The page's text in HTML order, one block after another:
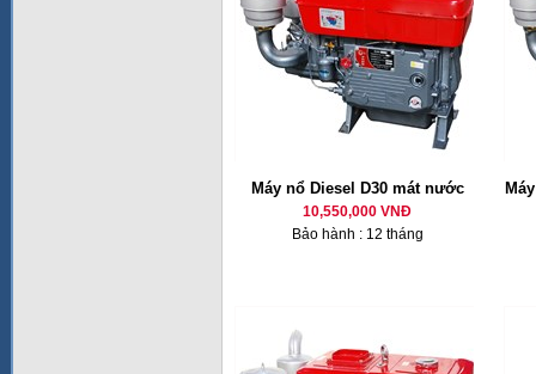
Máy nổ Diesel D30 mát nước
10,550,000 VNĐ
Bảo hành : 12 tháng